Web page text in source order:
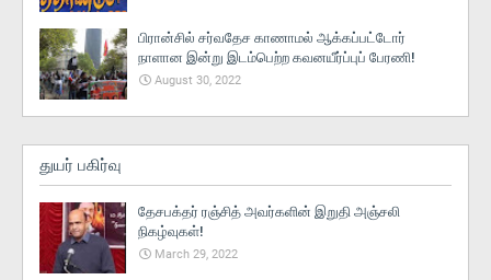
பிரான்சில் சர்வதேச காணாமல் ஆக்கப்பட்டோர்
நாளான இன்று இடம்பெற்ற கவனயீர்ப்புப் பேரணி!
August 30, 2022
துயர் பகிர்வு
தேசபக்தர் ரஞ்சித் அவர்களின் இறுதி அஞ்சலி
நிகழ்வுகள்!
March 29, 2022